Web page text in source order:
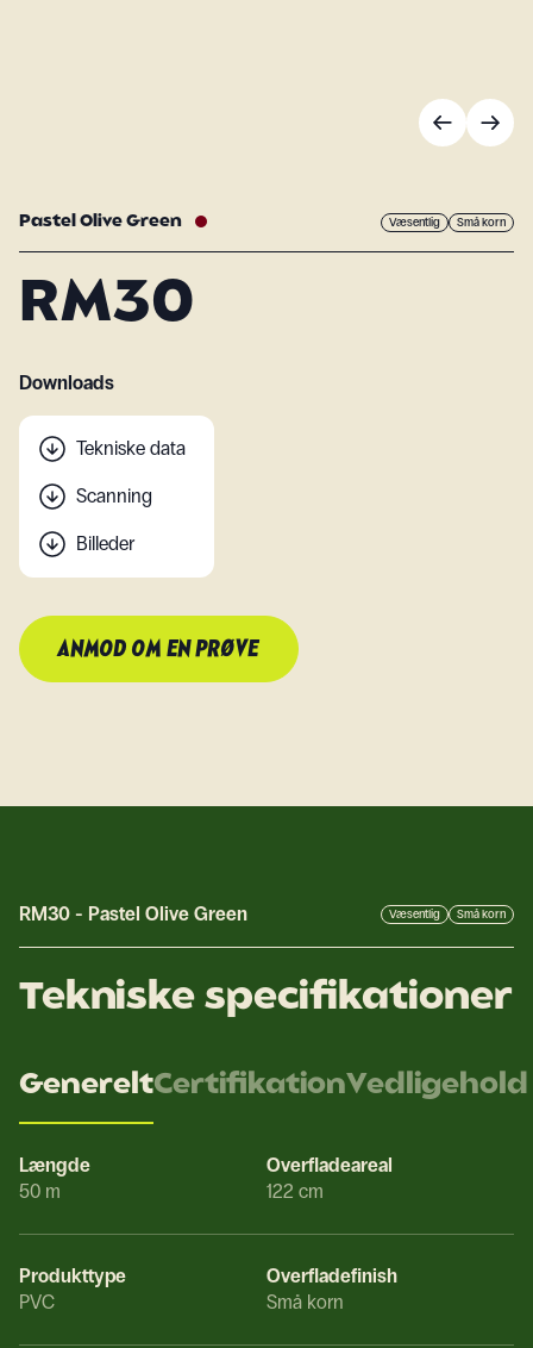
Pastel Olive Green Væsentlig Små korn
RM30
Downloads
Tekniske data
Scanning
Billeder
ANMOD OM EN PRØVE
RM30 - Pastel Olive Green Væsentlig Små korn
Tekniske specifikationer
GenereltCertifikationVedligehold
Længde
50 m
Overfladeareal
122 cm
Produkttype
PVC
Overfladefinish
Små korn